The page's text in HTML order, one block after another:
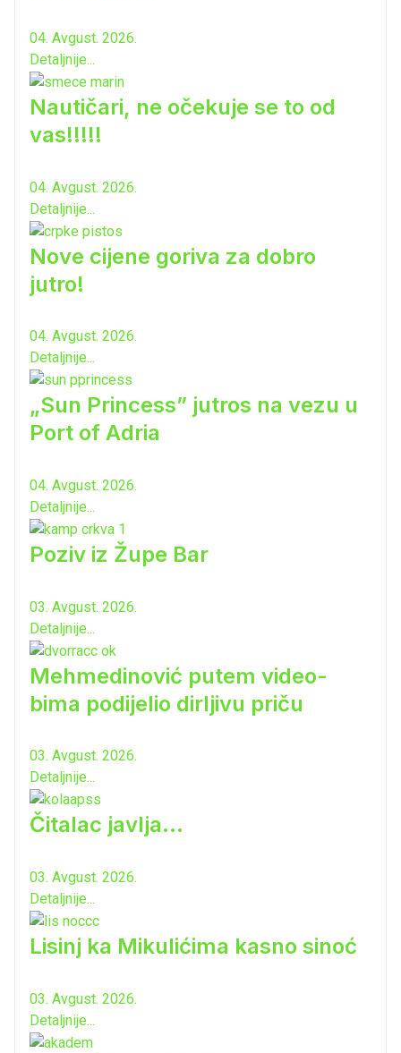
04. Avgust. 2026.
Detaljnije...
Nautičari, ne očekuje se to od
vas!!!!!
04. Avgust. 2026.
Detaljnije...
Nove cijene goriva za dobro
jutro!
04. Avgust. 2026.
Detaljnije...
„Sun Princess” jutros na vezu u
Port of Adria
04. Avgust. 2026.
Detaljnije...
Poziv iz Župe Bar
03. Avgust. 2026.
Detaljnije...
Mehmedinović putem video-
bima podijelio dirljivu priču
03. Avgust. 2026.
Detaljnije...
Čitalac javlja...
03. Avgust. 2026.
Detaljnije...
Lisinj ka Mikulićima kasno sinoć
03. Avgust. 2026.
Detaljnije...